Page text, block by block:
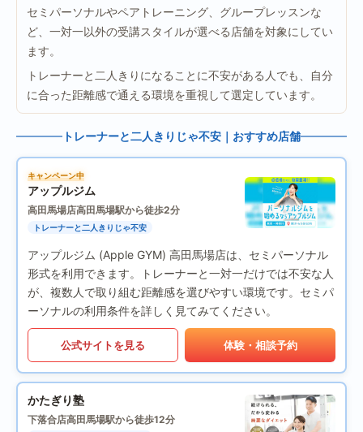
セミパーソナルやペアトレーニング、グループレッスンな
ど、一対一以外の受講スタイルが選べる店舗を対象にしてい
ます。
トレーナーと二人きりになることに不安がある人でも、自分
に合った距離感で通える環境を重視して選定しています。
トレーナーと二人きりじゃ不安｜おすすめ店舗
キャンペーン中
アップルジム
高田馬場店高田馬場駅から徒歩2分
トレーナーと二人きりじゃ不安
アップルジム (Apple GYM) 高田馬場店は、セミパーソナル
形式を利用できます。トレーナーと一対一だけでは不安な人
が、複数人で取り組む距離感を選びやすい環境です。セミパ
ーソナルの利用条件を詳しく見てみてください。
公式サイトを見る 体験・相談予約
かたぎり塾
下落合店高田馬場駅から徒歩12分